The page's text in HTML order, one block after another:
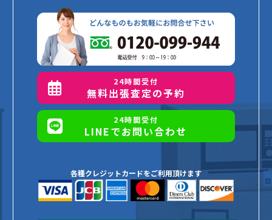
24時間受付
無料出張査定の予約
24時間受付
LINEでお問い合わせ
各種クレジットカードをご利用頂けます